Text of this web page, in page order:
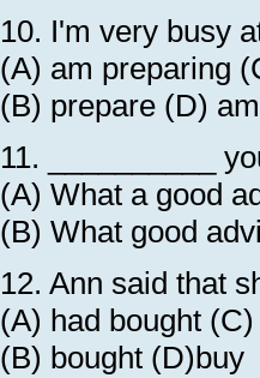
10. I'm very busy
(A) am preparing
(B) prepare (D)
11. __________
(A) What a good
(B) What good
12. Ann said that
(A) had bought
(B) bought (D)buy